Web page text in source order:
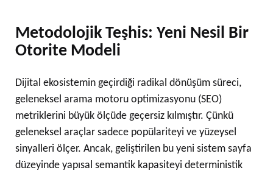
Metodolojik Teşhis: Yeni Nesil Bir
Otorite Modeli
Dijital ekosistemin geçirdiği radikal dönüşüm süreci,
geleneksel arama motoru optimizasyonu (SEO)
metriklerini büyük ölçüde geçersiz kılmıştır. Çünkü
geleneksel araçlar sadece popülariteyi ve yüzeysel
sinyalleri ölçer. Ancak, geliştirilen bu yeni sistem sayfa
düzeyinde yapısal semantik kapasiteyi deterministik